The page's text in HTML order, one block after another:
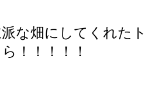
な畑にしてくれたト
！！！！！